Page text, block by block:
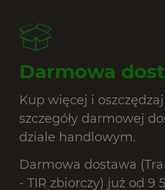
Darmowa
Kup więcej i
szczegóły darmowej
dziale handlowym.
Darmowa dostawa
- TIR zbiorczy) już od 9